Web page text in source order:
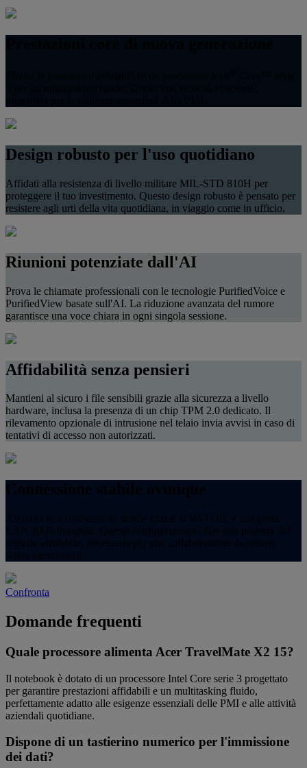
Design robusto per l'uso quotidiano
Affidati alla resistenza di livello militare MIL‑STD 810H per
proteggere il tuo investimento. Questo design robusto è pensato per
resistere agli urti della vita quotidiana, in viaggio come in ufficio.
Riunioni potenziate dall'AI
Prova le chiamate professionali con le tecnologie PurifiedVoice e
PurifiedView basate sull'AI. La riduzione avanzata del rumore
garantisce una voce chiara in ogni singola sessione.
Affidabilità senza pensieri
Mantieni al sicuro i file sensibili grazie alla sicurezza a livello
hardware, inclusa la presenza di un chip TPM 2.0 dedicato. Il
rilevamento opzionale di intrusione nel telaio invia avvisi in caso di
tentativi di accesso non autorizzati.
Connessione stabile ovunque
Assicura una connessione stabile grazie al Wi‑Fi 6E e alla porta
LAN RJ45 integrata. Questa configurazione offre una potenza del
segnale affidabile, necessaria per una collaborazione da remoto
senza interruzioni.
Confronta
Domande frequenti
Quale processore alimenta Acer TravelMate X2 15?
Il notebook è dotato di un processore Intel Core serie 3 progettato
per garantire prestazioni affidabili e un multitasking fluido,
perfettamente adatto alle esigenze essenziali delle PMI e alle attività
aziendali quotidiane.
Dispone di un tastierino numerico per l'immissione
dei dati?